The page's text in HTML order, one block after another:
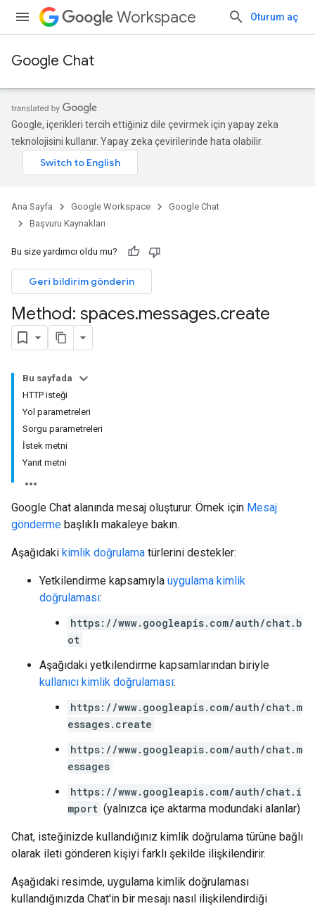
Workspace Oturum aç
Google Chat
Google, içerikleri tercih ettiğiniz dile çevirmek için yapay zeka
teknolojisini kullanır. Yapay zeka çevirilerinde hata olabilir.
Ana Sayfa Google Workspace
Google Chat
Başvuru Kaynakları
Bu size yardımcı oldu mu?
Geri bildirim gönderin
Method: spaces.messages.create
Bu sayfada
HTTP isteği
Yol parametreleri
Sorgu parametreleri
İstek metni
Yanıt metni
Google Chat alanında mesaj oluşturur. Örnek için Mesaj
gönderme başlıklı makaleye bakın.
Aşağıdaki kimlik doğrulama türlerini destekler:
Yetkilendirme kapsamıyla uygulama kimlik
doğrulaması:
https://www.googleapis.com/auth/chat.b
ot
Aşağıdaki yetkilendirme kapsamlarından biriyle
kullanıcı kimlik doğrulaması:
https://www.googleapis.com/auth/chat.m
essages.create
https://www.googleapis.com/auth/chat.m
essages
https://www.googleapis.com/auth/chat.i
mport (yalnızca içe aktarma modundaki alanlar)
Chat, isteğinizde kullandığınız kimlik doğrulama türüne bağlı
olarak ileti gönderen kişiyi farklı şekilde ilişkilendirir.
Aşağıdaki resimde, uygulama kimlik doğrulaması
kullandığınızda Chat'in bir mesajı nasıl ilişkilendirdiği